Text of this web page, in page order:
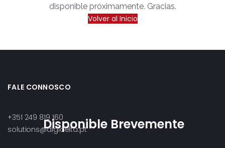
Disponible Brevemente
disponible próximamente. Gracias.
Volver al Inicio
FALE CONNOSCO
+351 249 819 160
solutions@digidelta.pt